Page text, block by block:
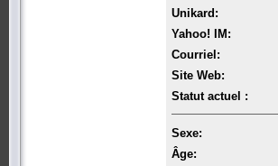
Unikard:
Yahoo! IM:
Courriel:
Site Web:
Statut actuel :
Sexe:
Âge: